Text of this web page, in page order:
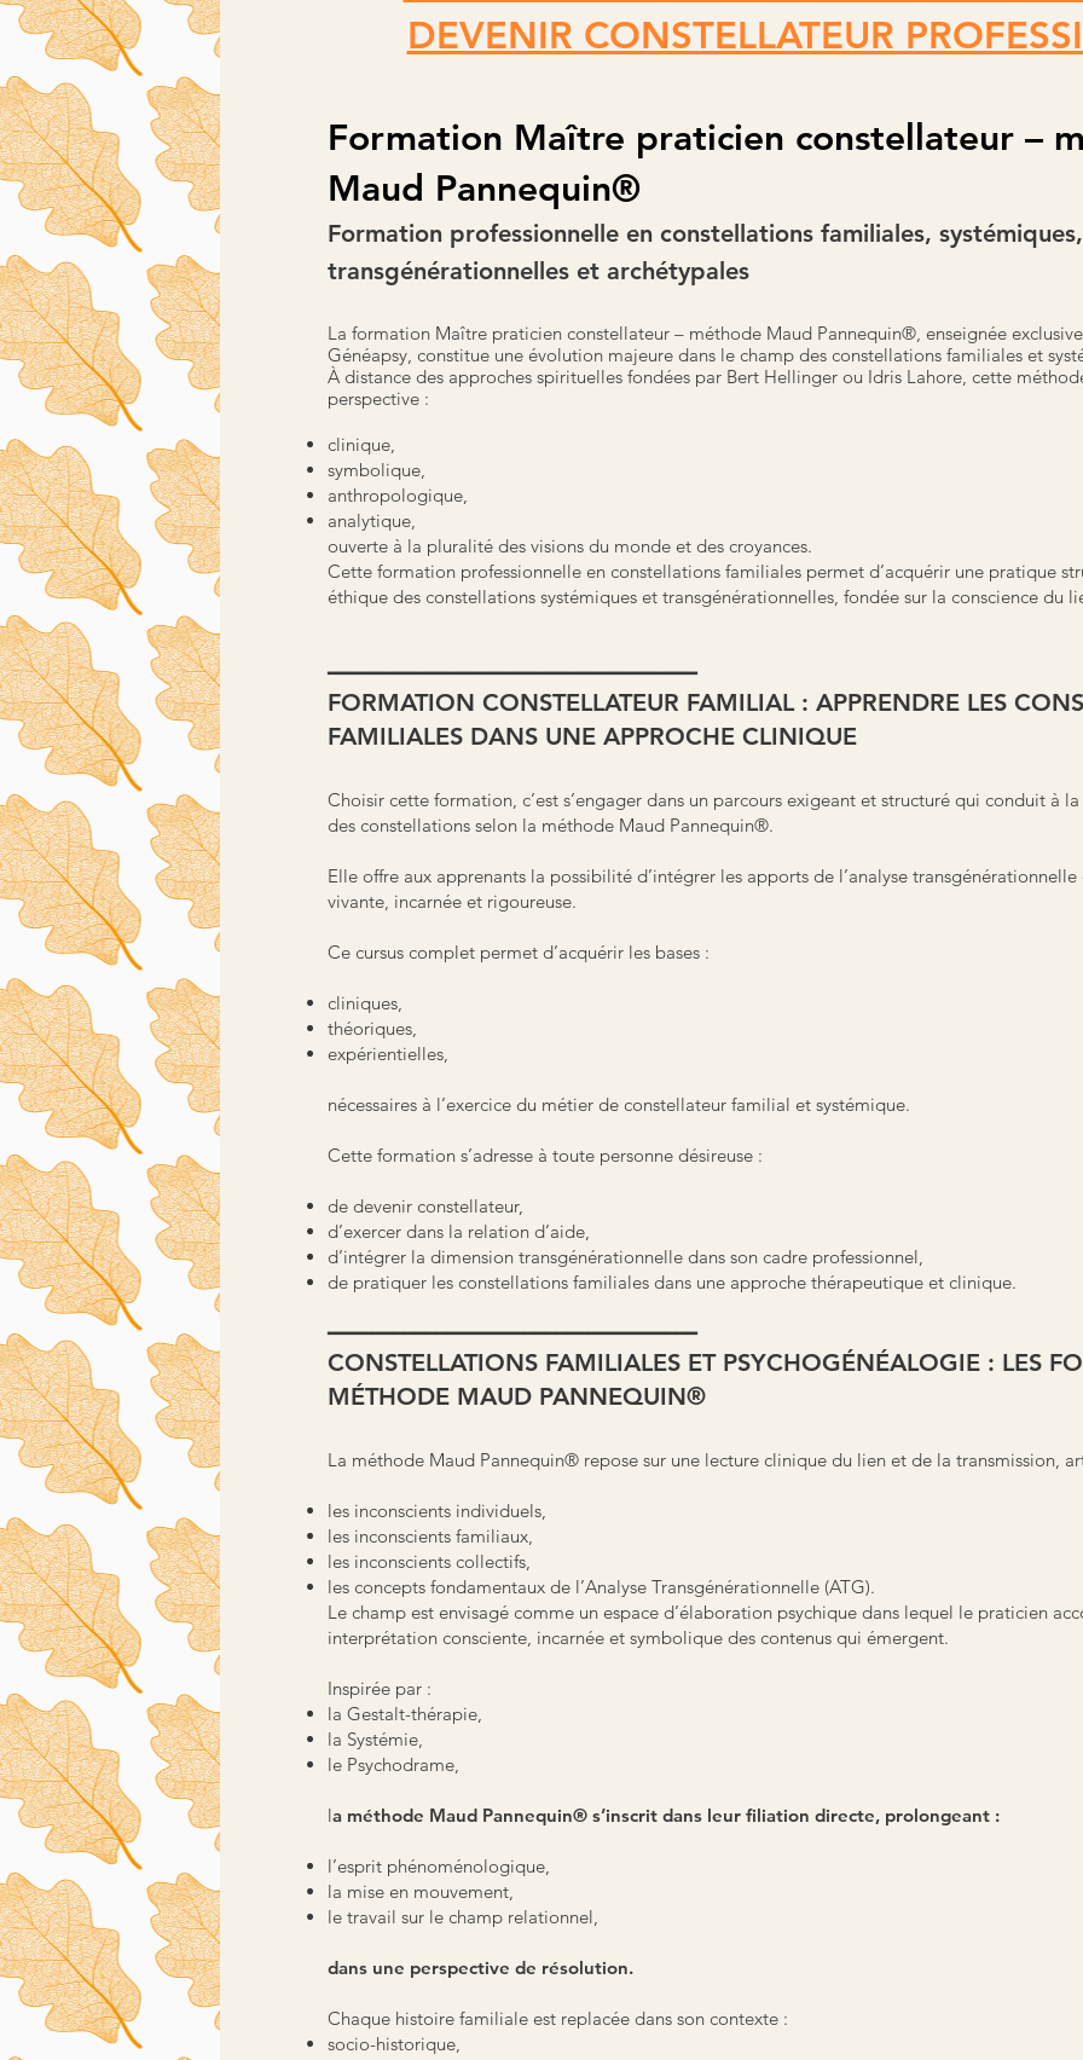
DEVENIR CONSTELLATEUR
Formation Maître praticien constellateur –
Maud Pannequin®
Formation professionnelle en constellations familiales, systémiques,
transgénérationnelles et archétypales
La formation Maître praticien constellateur – méthode Maud Pannequin®, enseignée
Généapsy, constitue une évolution majeure dans le champ des constellations familiales et
À distance des approches spirituelles fondées par Bert Hellinger ou Idris Lahore, cette
perspective :
clinique,
symbolique,
anthropologique,
analytique,
ouverte à la pluralité des visions du monde et des croyances.
Cette formation professionnelle en constellations familiales permet d’acquérir une pratique
éthique des constellations systémiques et transgénérationnelles, fondée sur la conscience du
━━━━━━━━━━━━━━━━━━━━━━━━━━━━━━━━━━
FORMATION CONSTELLATEUR FAMILIAL : APPRENDRE LES
FAMILIALES DANS UNE APPROCHE CLINIQUE
Choisir cette formation, c’est s’engager dans un parcours exigeant et structuré qui conduit à
des constellations selon la méthode Maud Pannequin®.
Elle offre aux apprenants la possibilité d’intégrer les apports de l’analyse
vivante, incarnée et rigoureuse.
Ce cursus complet permet d’acquérir les bases :
cliniques,
théoriques,
expérientielles,
nécessaires à l’exercice du métier de constellateur familial et systémique.
Cette formation s’adresse à toute personne désireuse :
de devenir constellateur,
d’exercer dans la relation d’aide,
d’intégrer la dimension transgénérationnelle dans son cadre professionnel,
de pratiquer les constellations familiales dans une approche thérapeutique et clinique.
━━━━━━━━━━━━━━━━━━━━━━━━━━━━━━━━━━
CONSTELLATIONS FAMILIALES ET PSYCHOGÉNÉALOGIE : LES
MÉTHODE MAUD PANNEQUIN®
La méthode Maud Pannequin® repose sur une lecture clinique du lien et de la transmission,
les inconscients individuels,
les inconscients familiaux,
les inconscients collectifs,
les concepts fondamentaux de l’Analyse Transgénérationnelle (ATG).
Le champ est envisagé comme un espace d’élaboration psychique dans lequel le praticien
interprétation consciente, incarnée et symbolique des contenus qui émergent.
Inspirée par :
la Gestalt-thérapie,
la Systémie,
le Psychodrame,
la méthode Maud Pannequin® s’inscrit dans leur filiation directe, prolongeant :
l’esprit phénoménologique,
la mise en mouvement,
le travail sur le champ relationnel,
dans une perspective de résolution.
Chaque histoire familiale est replacée dans son contexte :
socio-historique,